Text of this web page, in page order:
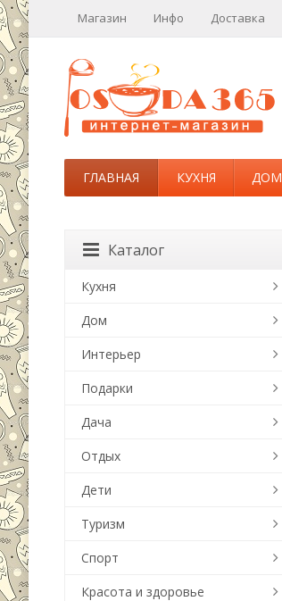
Магазин Инфо Доставка
ГЛАВНАЯ КУХНЯ ДОМ
Каталог
Кухня
Дом
Интерьер
Подарки
Дача
Отдых
Дети
Туризм
Спорт
Красота и здоровье